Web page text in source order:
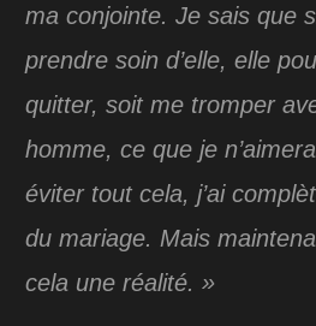
ma conjointe. Je sais que
prendre soin d’elle, elle
quitter, soit me tromper
homme, ce que je
éviter tout cela, j’ai
du mariage. Mais
cela une réalité. »